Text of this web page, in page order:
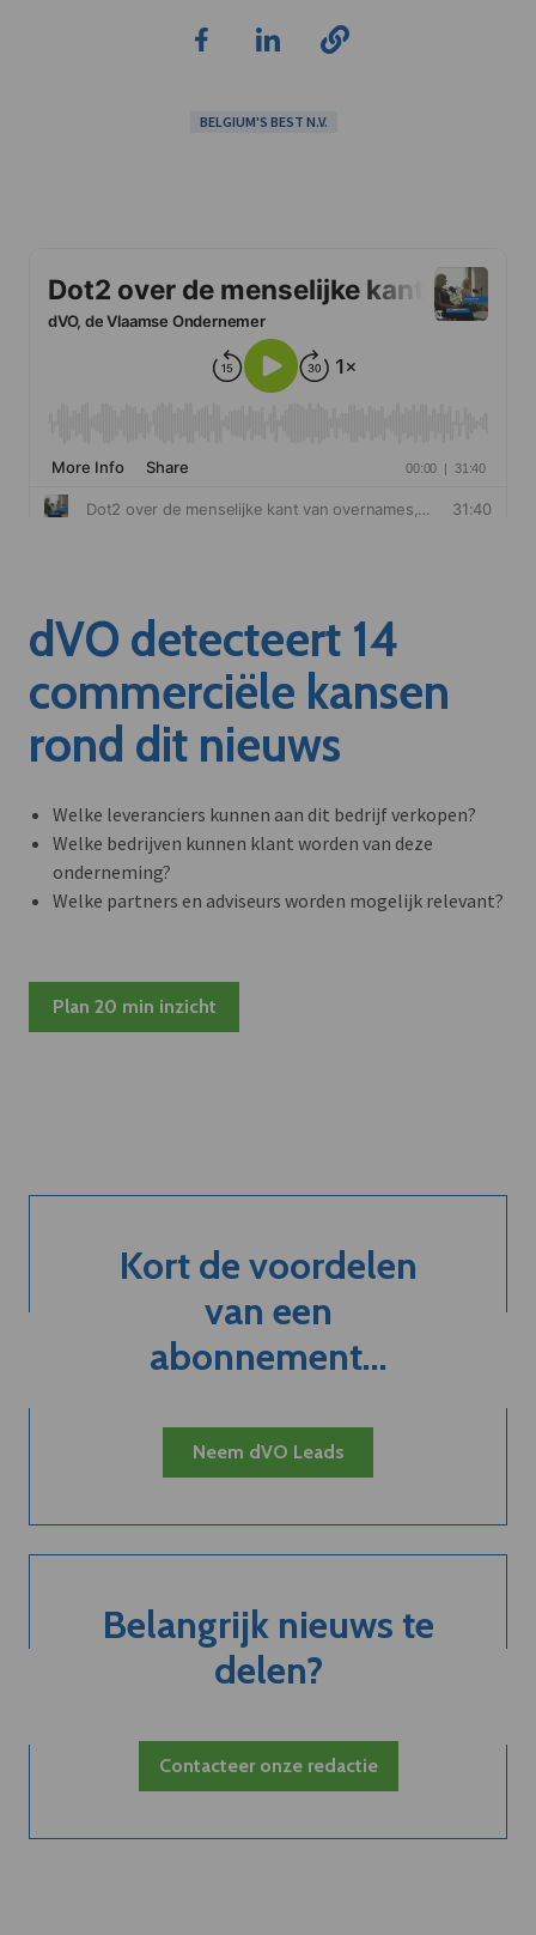
BELGIUM'S BEST N.V.
dVO detecteert 14
commerciële kansen
rond dit nieuws
Welke leveranciers kunnen aan dit bedrijf verkopen?
Welke bedrijven kunnen klant worden van deze
onderneming?
Welke partners en adviseurs worden mogelijk relevant?
Plan 20 min inzicht
Kort de voordelen
van een
abonnement...
Neem dVO Leads
Belangrijk nieuws te
delen?
Contacteer onze redactie